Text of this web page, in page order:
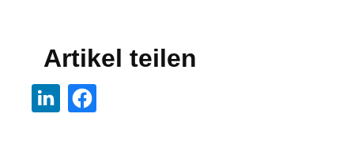
Artikel teilen